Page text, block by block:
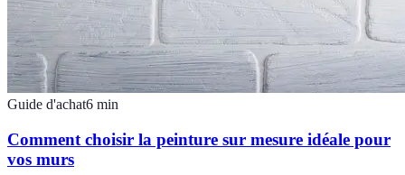
Guide d'achat6 min
Comment choisir la peinture sur mesure idéale pour
vos murs